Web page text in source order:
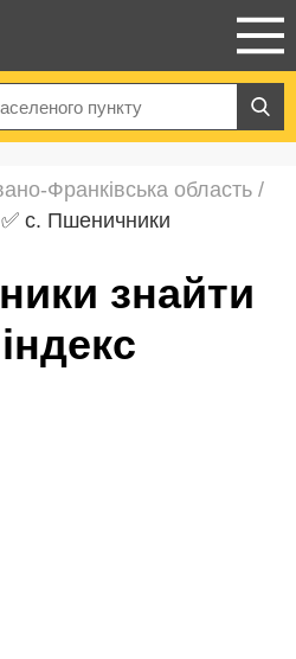
Франківська область /
✅ с. Пшеничники